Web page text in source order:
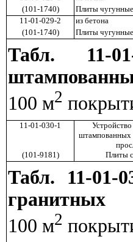
(101-1740)
Плиты
11-01-029-2
из бетона
(101-1740)
Плиты
Табл. 11-
100 м2
11-01-030-1
штампованных
(101-9181) Плиты
Табл. 11-01-
гранитных
100 м2